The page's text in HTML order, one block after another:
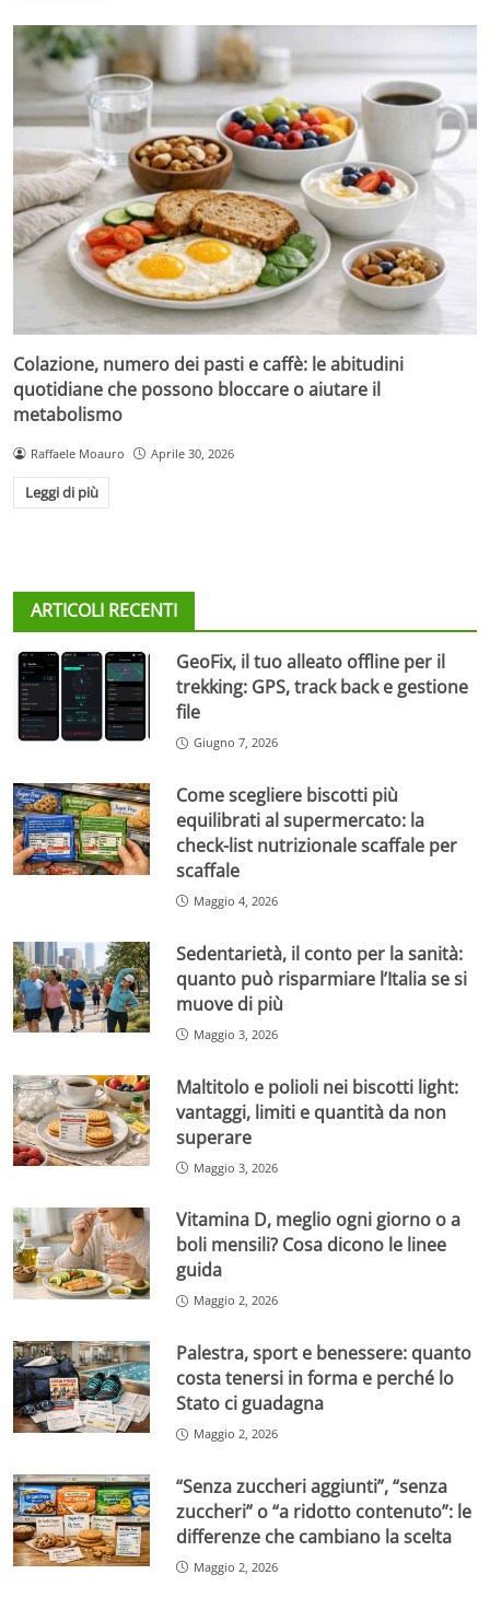
Colazione, numero dei pasti e caffè: le abitudini
quotidiane che possono bloccare o aiutare il
metabolismo
Raffaele Moauro Aprile 30, 2026
Leggi di più
ARTICOLI RECENTI
GeoFix, il tuo alleato offline per il
trekking: GPS, track back e gestione
file
Giugno 7, 2026
Come scegliere biscotti più
equilibrati al supermercato: la
check-list nutrizionale scaffale per
scaffale
Maggio 4, 2026
Sedentarietà, il conto per la sanità:
quanto può risparmiare l’Italia se si
muove di più
Maggio 3, 2026
Maltitolo e polioli nei biscotti light:
vantaggi, limiti e quantità da non
superare
Maggio 3, 2026
Vitamina D, meglio ogni giorno o a
boli mensili? Cosa dicono le linee
guida
Maggio 2, 2026
Palestra, sport e benessere: quanto
costa tenersi in forma e perché lo
Stato ci guadagna
Maggio 2, 2026
“Senza zuccheri aggiunti”, “senza
zuccheri” o “a ridotto contenuto”: le
differenze che cambiano la scelta
Maggio 2, 2026